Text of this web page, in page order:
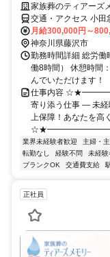
家族葬のティアーズ
交通・アクセス 小田
前」駅 徒歩13分※車
月給300,000円～
神奈川県藤沢市
勤務時間詳細 総労
働8時間） 休憩時間
んでいただけます！
仕事内容
寄り添う仕事 ― 未経
上保障！あなたを高
業界未経験者歓迎 主婦・
転勤なし
経験不問 未経験
ブランクOK
交通費支給
正社員